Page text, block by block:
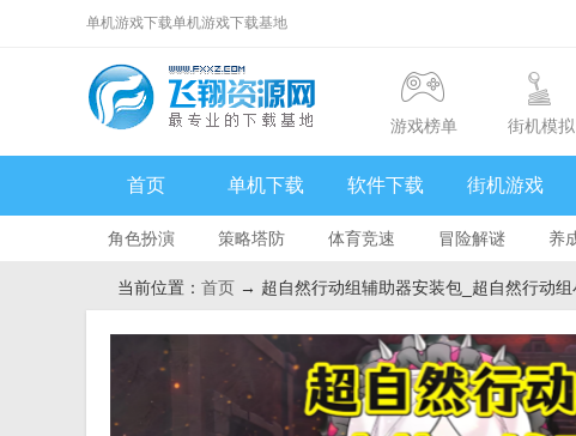
单机游戏下载单机游戏下载基地
游戏榜单 街机模拟
首页 单机下载 软件下载 街机游戏
角色扮演 策略塔防 体育竞速 冒险解谜 养
当前位置： 首页 → 超自然行动组辅助器安装包_超自然行动